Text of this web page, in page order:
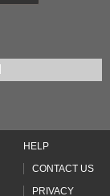
HELP
CONTACT US
PRIVACY